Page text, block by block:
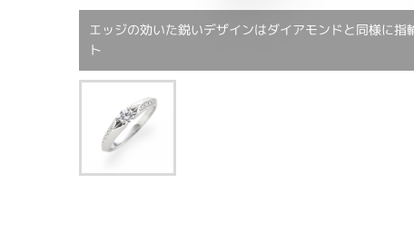
エッジの効いた鋭いデザインはダイアモンドと同様に指
ト